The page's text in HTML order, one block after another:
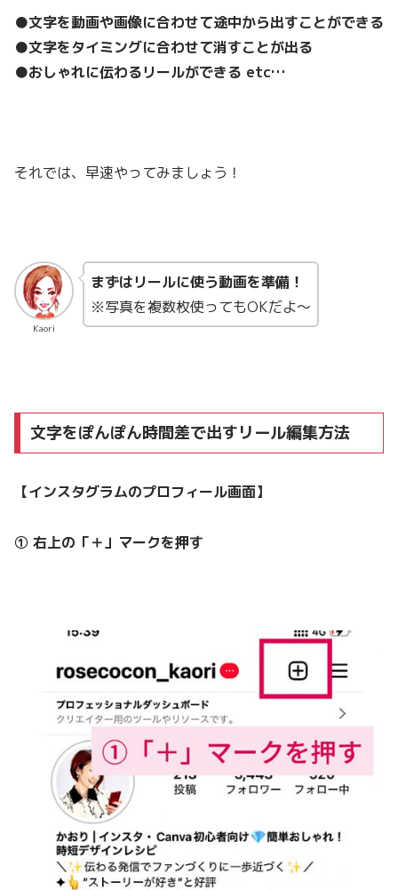
●文字を動画や画像に合わせて途中から出すことができる
●文字をタイミングに合わせて消すことが出る
●おしゃれに伝わるリールができる etc…
それでは、早速やってみましょう！
Kaori
まずはリールに使う動画を準備！
※写真を複数枚使ってもOKだよ〜
文字をぽんぽん時間差で出すリール編集方法
【インスタグラムのプロフィール画面】
① 右上の「＋」マークを押す